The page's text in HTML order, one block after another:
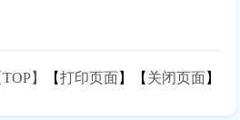
TOP】 【打印页面】【 关闭页面】